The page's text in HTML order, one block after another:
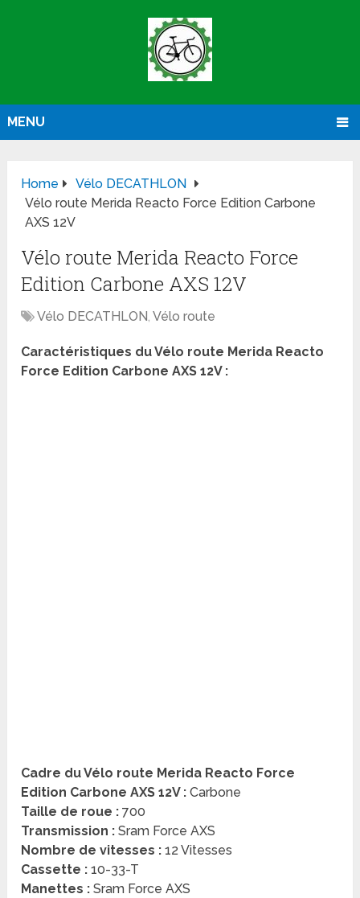
MENU
Home
Vélo DECATHLON
Vélo route Merida Reacto Force Edition Carbone
AXS 12V
Vélo route Merida Reacto Force
Edition Carbone AXS 12V
Vélo DECATHLON,Vélo route
Caractéristiques du Vélo route Merida Reacto
Force Edition Carbone AXS 12V :
Cadre du Vélo route Merida Reacto Force
Edition Carbone AXS 12V :Carbone
Taille de roue :700
Transmission : Sram Force AXS
Nombre de vitesses :12 Vitesses
Cassette : 10-33-T
Manettes : Sram Force AXS